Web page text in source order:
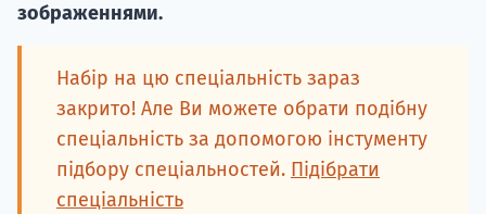
зображеннями.
Набір на цю спеціальність зараз
закрито! Але Ви можете обрати подібну
спеціальність за допомогою інстументу
підбору спеціальностей. Підібрати
спеціальність